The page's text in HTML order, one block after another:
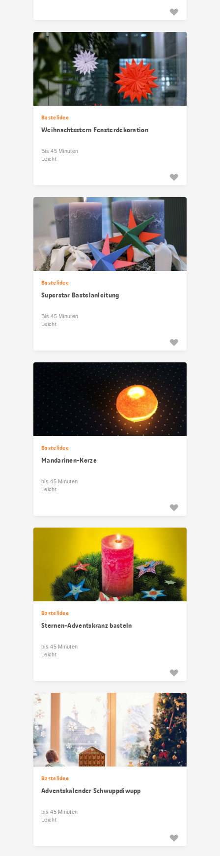
Bastelidee
Weihnachtsstern Fensterdekoration
Bis 45 Minuten
Leicht
Bastelidee
Superstar Bastelanleitung
Bis 45 Minuten
Leicht
Bastelidee
Mandarinen-Kerze
bis 45 Minuten
Leicht
Bastelidee
Sternen-Adventskranz basteln
bis 45 Minuten
Leicht
Bastelidee
Adventskalender Schwuppdiwupp
bis 45 Minuten
Leicht